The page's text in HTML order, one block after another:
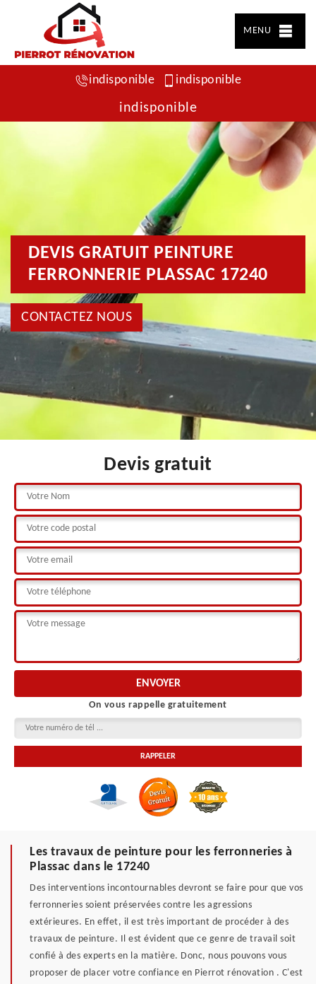
MENU
indisponible indisponible
indisponible
DEVIS GRATUIT PEINTURE
FERRONNERIE PLASSAC 17240
CONTACTEZ NOUS
Devis gratuit
On vous rappelle gratuitement
Les travaux de peinture pour les ferronneries à
Plassac dans le 17240
Des interventions incontournables devront se faire pour que vos
ferronneries soient préservées contre les agressions
extérieures. En effet, il est très important de procéder à des
travaux de peinture. Il est évident que ce genre de travail soit
confié à des experts en la matière. Donc, nous pouvons vous
proposer de placer votre confiance en Pierrot rénovation . C'est